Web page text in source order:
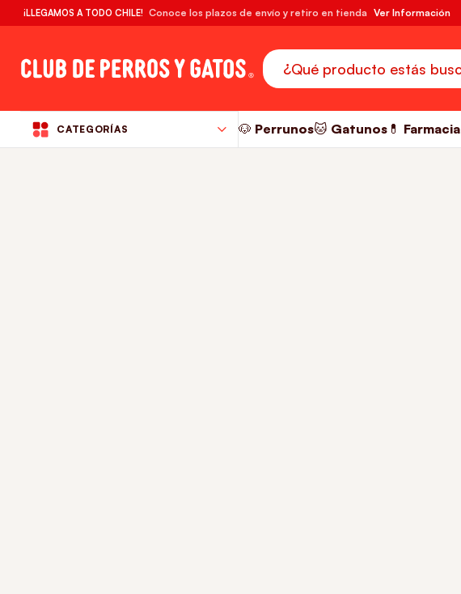
¡LLEGAMOS A TODO CHILE! Conoce los plazos de envío y retiro en tienda Ver Información
CATEGORÍAS 🐶 Perrunos🐱 Gatunos 💊 Farmacia
RM